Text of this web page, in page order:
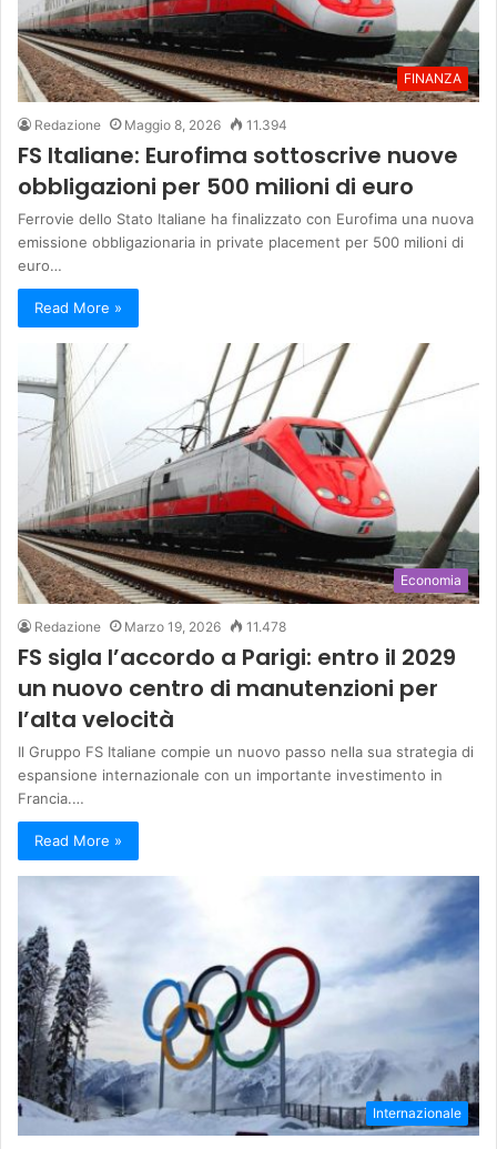
FINANZA
Redazione Maggio 8, 2026 11.394
FS Italiane: Eurofima sottoscrive nuove
obbligazioni per 500 milioni di euro
Ferrovie dello Stato Italiane ha finalizzato con Eurofima una nuova
emissione obbligazionaria in private placement per 500 milioni di
euro…
Read More »
Economia
Redazione Marzo 19, 2026 11.478
FS sigla l’accordo a Parigi: entro il 2029
un nuovo centro di manutenzioni per
l’alta velocità
Il Gruppo FS Italiane compie un nuovo passo nella sua strategia di
espansione internazionale con un importante investimento in
Francia.…
Read More »
Internazionale